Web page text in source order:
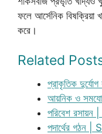
ফলে আর্সেনিক বিষক্রিয়া
করে।
Related
প্রাকৃতিক
আয়নিক ও
পরিবেশ
পদার্থের গঠন